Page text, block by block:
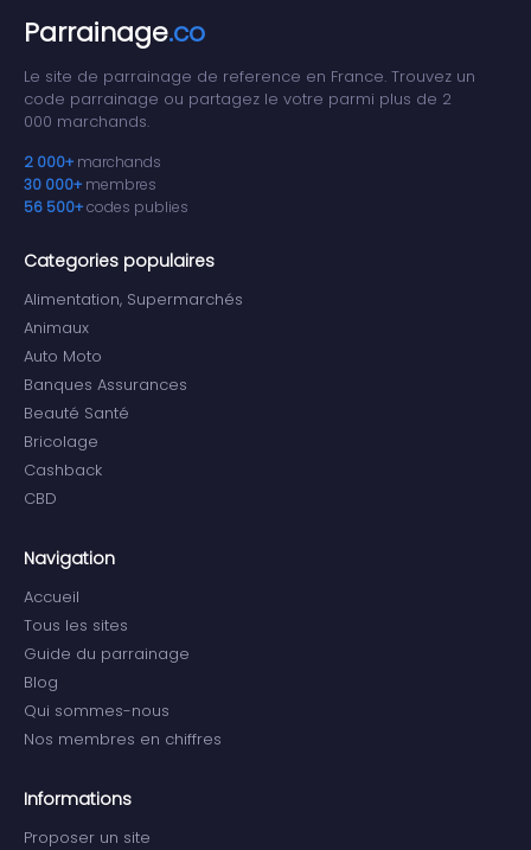
Parrainage.co
Le site de parrainage de reference en France. Trouvez un
code parrainage ou partagez le votre parmi plus de 2
000 marchands.
2 000+ marchands
30 000+ membres
56 500+codes publies
Categories populaires
Alimentation, Supermarchés
Animaux
Auto Moto
Banques Assurances
Beauté Santé
Bricolage
Cashback
CBD
Navigation
Accueil
Tous les sites
Guide du parrainage
Blog
Qui sommes-nous
Nos membres en chiffres
Informations
Proposer un site